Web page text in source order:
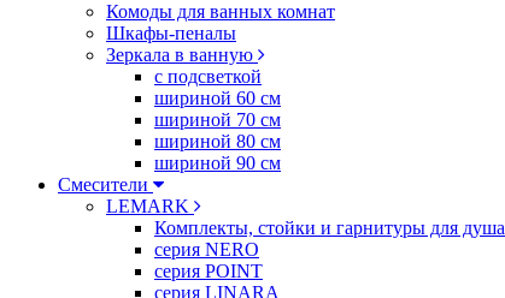
Комоды для ванных комнат
Шкафы-пеналы
Зеркала в ванную
с подсветкой
шириной 60 см
шириной 70 см
шириной 80 см
шириной 90 см
Смесители
LEMARK
Комплекты, стойки и гарнитуры для душа
серия NERO
серия POINT
серия LINARA